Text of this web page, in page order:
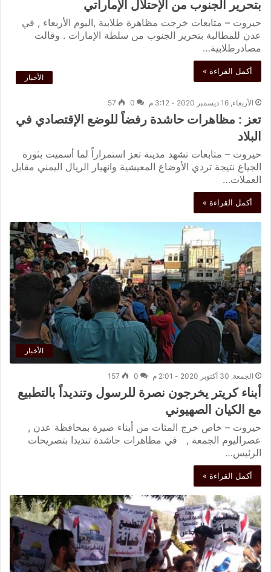
بتحرير الجنوب من الإحتلال الإماراتي
حيروت – متابعات خرجت مظاهرة طلابية ,اليوم الأربعاء , في
عدن للمطالبة بتحرير الجنوب من سلطة الإمارات . وقالت
مصادرطلابية…
أكمل القراءة »
الأخبار
الأربعاء, 16 ديسمبر 2020 - 3:12 م 0
57
تعز : مظاهرات حاشدة رفضاً للوضع الإقتصادي في
البلاد
حيروت – متابعات تشهد مدينة تعز استمراراً لما أسميت بثورة
الجياع نتيجة تردي الأوضاع المعيشية وانهيار الريال اليمني مقابل
العملات…
أكمل القراءة »
الأخبار
الجمعة, 30 أكتوبر 2020 - 2:01 م 0
157
أبناء كريتر يخرجون نصرة للرسول وتنديداً بالتطبيع
مع الكيان الصهيوني
حيروت – خاص خرج المئات من أبناء صيرة بمحافظة عدن ,
عصراليوم الجمعة , في مظاهرات حاشدة تنديدا بتصريحات
الرئيس…
أكمل القراءة »